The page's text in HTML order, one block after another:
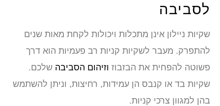
לסביבה
שקיות ניילון אינן מתכלות ויכולות לקחת מאות שנים
להתפרק. מעבר לשקיות קניות רב פעמיות הוא דרך
פשוטה להפחית את הבזבוז וזיהום הסביבה שלכם.
שקיות בד או קנבס הן עמידות, רחיצות, וניתן להשתמש
בהן למגוון צרכי קניות.